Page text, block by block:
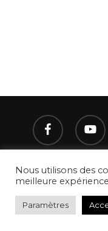
facebook youtube
© 2021 - 2022
Nous utilisons des
meilleure
Paramètres